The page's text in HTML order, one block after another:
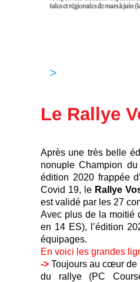
>
Le Rallye
Après une très belle
nonuple Champion
édition 2020 frappée
Covid 19, le Rallye
est validé par les 27
Avec plus de la moitié
en 14 ES), l’édition
équipages.
En voici les grandes
-> Toujours au cœur de
du rallye (PC